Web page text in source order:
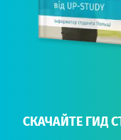
СКАЧАЙТЕ ГИД